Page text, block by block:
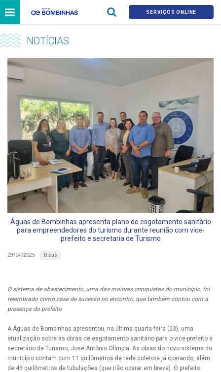
SERVIÇOS ONLINE
NOTÍCIAS
Águas de Bombinhas apresenta plano de esgotamento sanitário
para empreendedores do turismo durante reunião com vice-
prefeito e secretaria de Turismo
29/04/2025 Dicas
O sistema de abastecimento, uma das maiores conquistas do município, foi
relembrado como case de sucesso no encontro, que também contou com a
presença do prefeito
A Águas de Bombinhas apresentou, na última quarta-feira (23), uma
atualização sobre as obras de esgotamento sanitário para o vice-prefeito e
secretário de Turismo, José Antônio Olímpia. As obras do novo sistema do
município contam com 11 quilômetros de rede coletora já operando, além
de 43 quilômetros de tubulações (que irão operar em breve). O prefeito